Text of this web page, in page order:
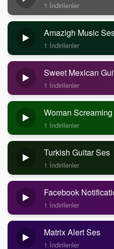
1 İndirilenler
Amazigh Music
1 İndirilenler
Sweet Mexican
1 İndirilenler
Woman
1 İndirilenler
Turkish Guitar Ses
1 İndirilenler
Facebook
1 İndirilenler
Matrix Alert Ses
1 İndirilenler